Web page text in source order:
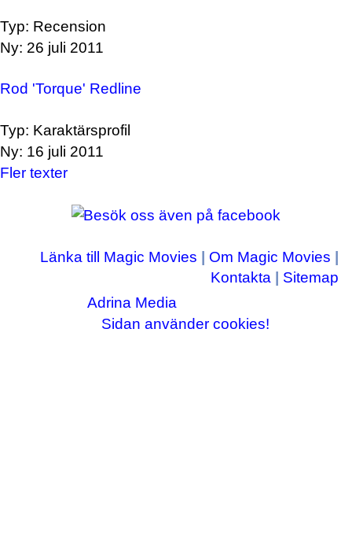
Typ: Recension
Ny: 26 juli 2011
Rod 'Torque' Redline
Typ: Karaktärsprofil
Ny: 16 juli 2011
Fler texter
Länka till Magic Movies Om Magic Movies
Kontakta
Sitemap
Copyright © 2003-2026Adrina Media
Sidan använder cookies!